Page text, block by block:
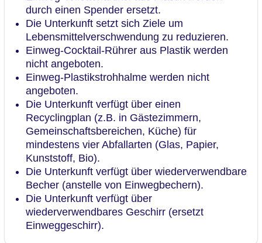
durch einen Spender ersetzt.
Die Unterkunft setzt sich Ziele um
Lebensmittelverschwendung zu reduzieren.
Einweg-Cocktail-Rührer aus Plastik werden
nicht angeboten.
Einweg-Plastikstrohhalme werden nicht
angeboten.
Die Unterkunft verfügt über einen
Recyclingplan (z.B. in Gästezimmern,
Gemeinschaftsbereichen, Küche) für
mindestens vier Abfallarten (Glas, Papier,
Kunststoff, Bio).
Die Unterkunft verfügt über wiederverwendbare
Becher (anstelle von Einwegbechern).
Die Unterkunft verfügt über
wiederverwendbares Geschirr (ersetzt
Einweggeschirr).